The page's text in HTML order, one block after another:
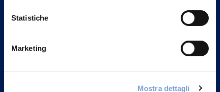
Statistiche
Marketing
Mostra dettagli
Vittoria Assicurazioni S.p.A.